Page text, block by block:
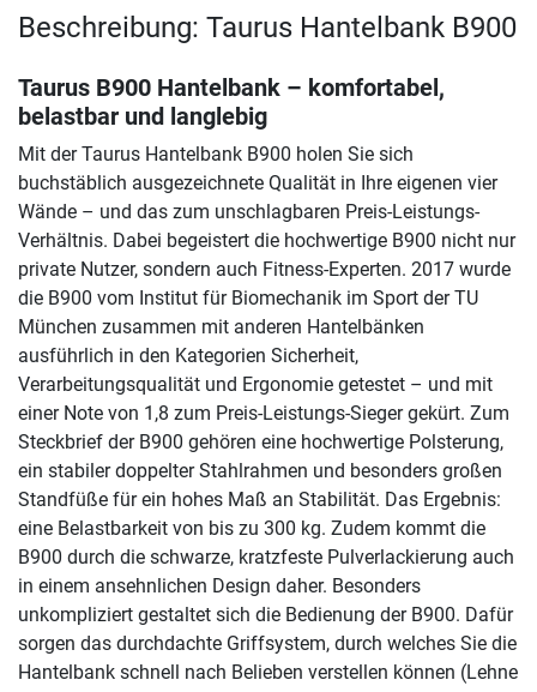
Beschreibung: Taurus Hantelbank B900
Taurus B900 Hantelbank – komfortabel,
belastbar und langlebig
Mit der Taurus Hantelbank B900 holen Sie sich
buchstäblich ausgezeichnete Qualität in Ihre eigenen vier
Wände – und das zum unschlagbaren Preis-Leistungs-
Verhältnis. Dabei begeistert die hochwertige B900 nicht nur
private Nutzer, sondern auch Fitness-Experten. 2017 wurde
die B900 vom Institut für Biomechanik im Sport der TU
München zusammen mit anderen Hantelbänken
ausführlich in den Kategorien Sicherheit,
Verarbeitungsqualität und Ergonomie getestet – und mit
einer Note von 1,8 zum Preis-Leistungs-Sieger gekürt. Zum
Steckbrief der B900 gehören eine hochwertige Polsterung,
ein stabiler doppelter Stahlrahmen und besonders großen
Standfüße für ein hohes Maß an Stabilität. Das Ergebnis:
eine Belastbarkeit von bis zu 300 kg. Zudem kommt die
B900 durch die schwarze, kratzfeste Pulverlackierung auch
in einem ansehnlichen Design daher. Besonders
unkompliziert gestaltet sich die Bedienung der B900. Dafür
sorgen das durchdachte Griffsystem, durch welches Sie die
Hantelbank schnell nach Belieben verstellen können (Lehne